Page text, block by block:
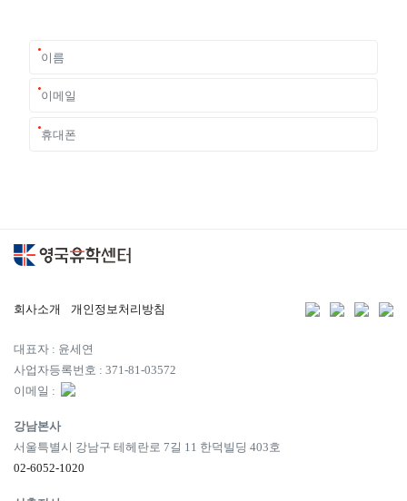
회사소개 개인정보처리방침
대표자 : 윤세연
사업자등록번호 : 371-81-03572
이메일 :
강남본사
서울특별시 강남구 테헤란로 7길 11 한덕빌딩 403호
02-6052-1020